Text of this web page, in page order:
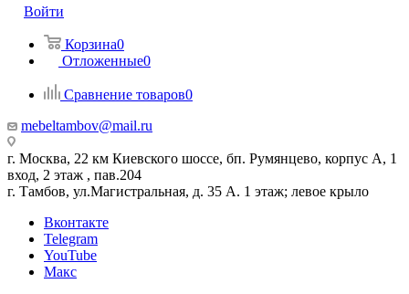
Войти
Корзина0
Отложенные0
Сравнение товаров0
mebeltambov@mail.ru
г. Москва, 22 км Киевского шоссе, бп. Румянцево, корпус А, 1
вход, 2 этаж , пав.204
г. Тамбов, ул.Магистральная, д. 35 А. 1 этаж; левое крыло
Вконтакте
Telegram
YouTube
Макс